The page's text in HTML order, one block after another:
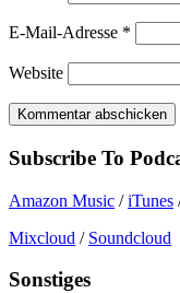
E-Mail-Adresse *
Website
Subscribe To
Amazon Music /iTunes
Mixcloud / Soundcloud
Sonstiges